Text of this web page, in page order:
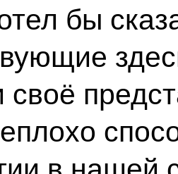
бы
своё